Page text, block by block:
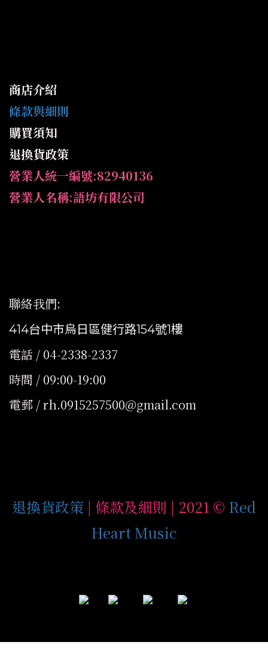
商店介紹
條款與細則
購買須知
退換貨政策
營業人統一編號:82940136
營業人名稱:語坊有限公司
聯絡我們:
414台中市烏日區健行路154號1樓
電話 / 04-2338-2337
時間 / 09:00-19:00
電郵 / rh.0915257500@gmail.com
退換貨政策 | 條款及細則 | 2021 © Red
Heart Music